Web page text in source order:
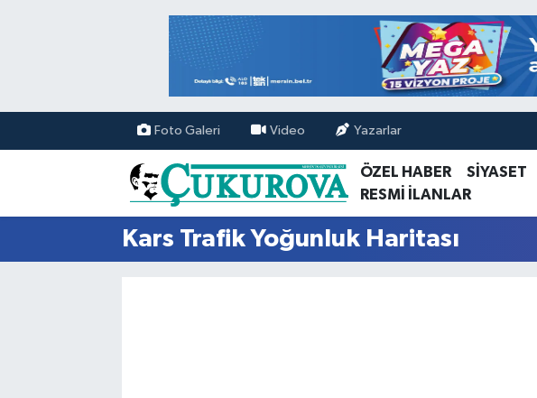
Foto Galeri Video Yazarlar
ÖZEL HABER SİYASET
RESMİ İLANLAR
Kars Trafik Yoğunluk Haritası
Mersin Nöbetçi Eczaneler
Mersin Hava Durumu
Mersin Namaz Vakitleri
Mersin Trafik Yoğunluk Haritası
Süper Lig Puan Durumu ve Fikstür